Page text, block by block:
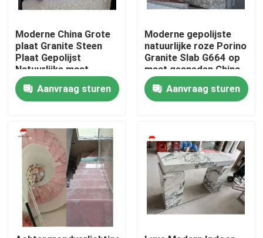
Thuis
Producten
Over ons
Moderne China Grote
plaat Granite Steen
Plaat Gepolijst
Natuurlijke maat
Chinese Roze Porno
Roze Granit Plaat
Aanvraag sturen
Moderne gepolijste
natuurlijke roze Porino
Granite Slab G664 op
maat gesneden China
Roze Porno Rosa
prijzenAanvraag sturen